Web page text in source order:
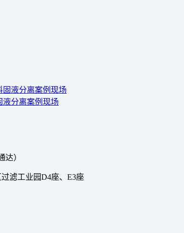
液分离案例现场
达）
滤工业园D4座、E3座